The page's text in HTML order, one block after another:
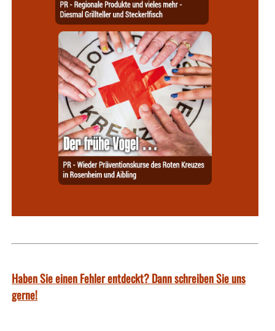
Haben Sie einen Fehler entdeckt? Dann schreiben Sie uns
gerne!